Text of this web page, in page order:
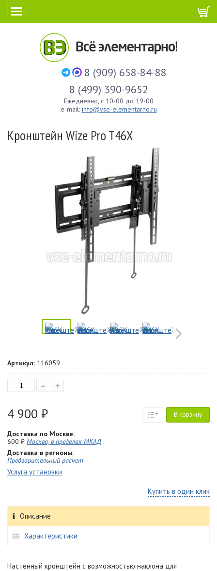
8 (909) 658-84-88
8 (499) 390-9652
Ежедневно, с 10-00 до 19-00
e-mail: info@vse-elementarno.ru
Кронштейн Wize Pro T46X
Артикул: 116059
– +
4 900 ₽ В корзину
Доставка по Москве:
600 ₽ Москва, в пределах МКАД
Доставка в регионы:
Предварительный расчет
Услуга установки
Купить в один клик
Описание
Характеристики
Настенный кронштейн с возможностью наклона для